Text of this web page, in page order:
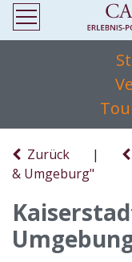
Zurück |
& Umgeburg"